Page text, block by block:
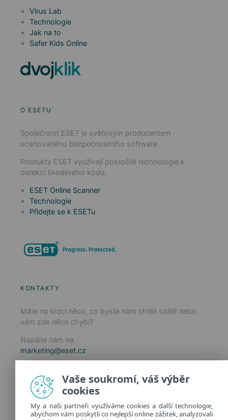
Virus Lab
Technologie
Jak na to
Safer Kids Online
O ESETU
Společnost ESET je světovým producentem
oceňovaného bezpečnostního software.
Produkty ESET využívají pokročilé technologie k
detekci škodlivého kódu.
ESET Online Scanner
Technologie
Přidejte se k ESETu
KONTAKTY
Máte na srdci něco, co byste nám chtěli sdělit nebo
vám zde něco chybí?
Napište nám na
marketing@eset.cz
Zásady ochrany osobních údajů
Spravovat cookies
Provozuje:
Vaše soukromí, váš výběr
cookies
My a naši partneři využíváme cookies a další technologie,
abychom vám poskytli co nejlepší online zážitek, analyzovali